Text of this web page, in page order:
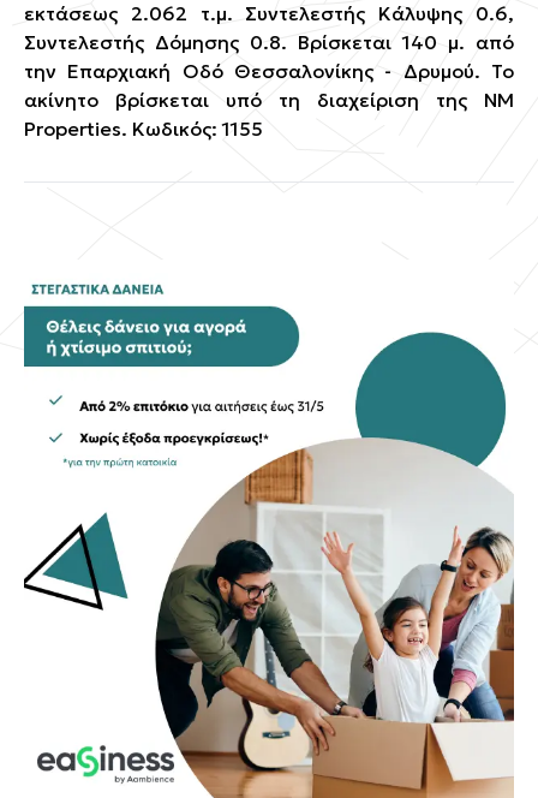
εκτάσεως 2.062 τ.μ. Συντελεστής Κάλυψης 0.6,
Συντελεστής Δόμησης 0.8. Βρίσκεται 140 μ. από
την Επαρχιακή Οδό Θεσσαλονίκης - Δρυμού. Το
ακίνητο βρίσκεται υπό τη διαχείριση της ΝΜ
Properties. Κωδικός: 1155